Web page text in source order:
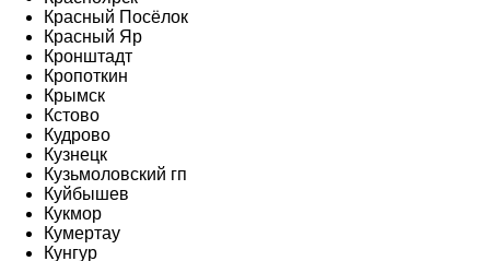
Красный Посёлок
Красный Яр
Кронштадт
Кропоткин
Крымск
Кстово
Кудрово
Кузнецк
Кузьмоловский гп
Куйбышев
Кукмор
Кумертау
Кунгур